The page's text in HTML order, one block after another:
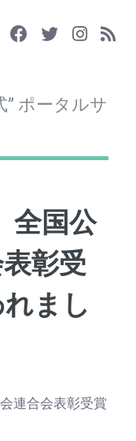
” ポータルサ
全国公
彰受
まし
連合会表彰受賞
Toggle